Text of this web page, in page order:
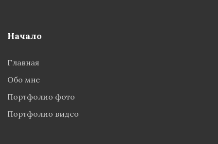
Начало
Главная
Обо мне
Портфолио фото
Портфолио видео